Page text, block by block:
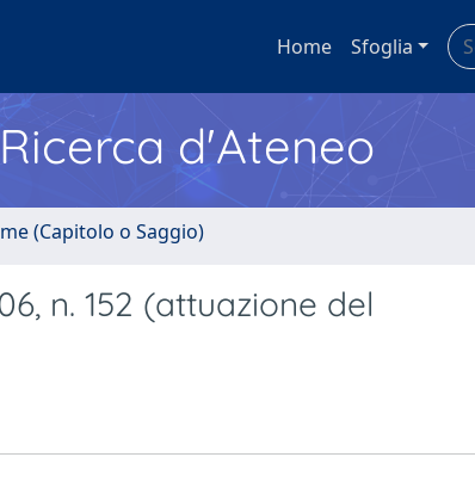
Home Sfoglia
d'Ateneo
(Capitolo o Saggio)
n. 152 (attuazione del